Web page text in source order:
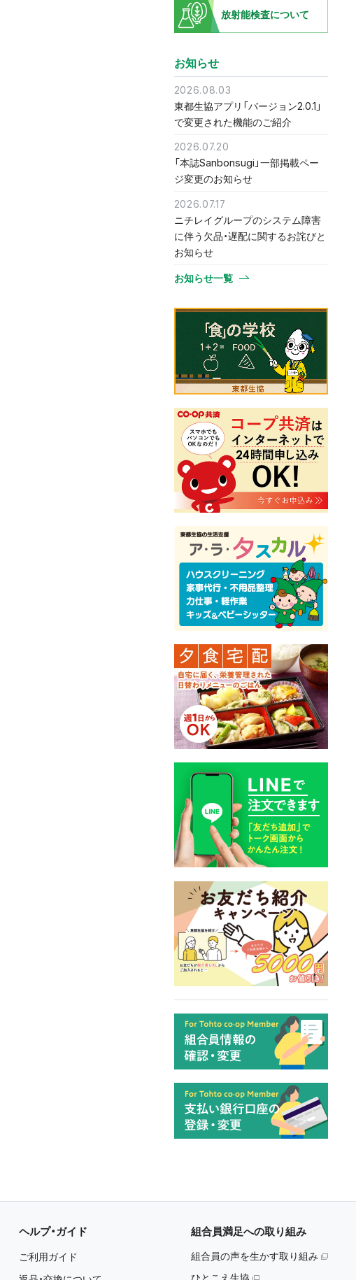
放射能検査について
お知らせ
2026.08.03
東都生協アプリ「バージョン2.0.1」
で変更された機能のご紹介
2026.07.20
「本誌Sanbonsugi」一部掲載ペー
ジ変更のお知らせ
2026.07.17
ニチレイグループのシステム障害
に伴う欠品・遅配に関するお詫びと
お知らせ
お知らせ一覧
ヘルプ・ガイド
ご利用ガイド
組合員満足への取り組み
組合員の声を生かす取り組み